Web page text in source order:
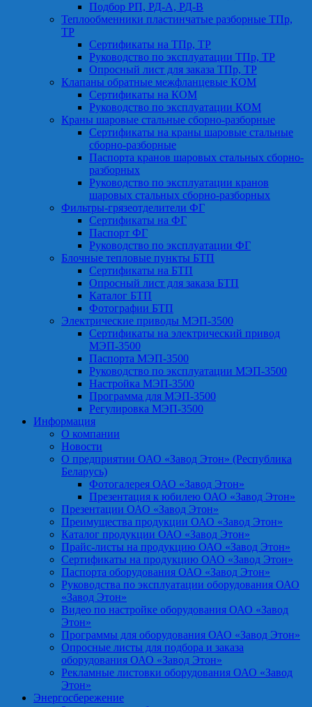
Подбор РП, РД-А, РД-В
Теплообменники пластинчатые разборные ТПр,
ТР
Сертификаты на ТПр, ТР
Руководство по эксплуатации ТПр, ТР
Опросный лист для заказа ТПр, ТР
Клапаны обратные межфланцевые КОМ
Сертификаты на КОМ
Руководство по эксплуатации КОМ
Краны шаровые стальные сборно-разборные
Сертификаты на краны шаровые стальные
сборно-разборные
Паспорта кранов шаровых стальных сборно-
разборных
Руководство по эксплуатации кранов
шаровых стальных сборно-разборных
Фильтры-грязеотделители ФГ
Сертификаты на ФГ
Паспорт ФГ
Руководство по эксплуатации ФГ
Блочные тепловые пункты БТП
Сертификаты на БТП
Опросный лист для заказа БТП
Каталог БТП
Фотографии БТП
Электрические приводы МЭП-3500
Сертификаты на электрический привод
МЭП-3500
Паспорта МЭП-3500
Руководство по эксплуатации МЭП-3500
Настройка МЭП-3500
Программа для МЭП-3500
Регулировка МЭП-3500
Информация
О компании
Новости
О предприятии ОАО «Завод Этон» (Республика
Беларусь)
Фотогалерея ОАО «Завод Этон»
Презентация к юбилею ОАО «Завод Этон»
Презентации ОАО «Завод Этон»
Преимущества продукции ОАО «Завод Этон»
Каталог продукции ОАО «Завод Этон»
Прайс-листы на продукцию ОАО «Завод Этон»
Сертификаты на продукцию ОАО «Завод Этон»
Паспорта оборудования ОАО «Завод Этон»
Руководства по эксплуатации оборудования ОАО
«Завод Этон»
Видео по настройке оборудования ОАО «Завод
Этон»
Программы для оборудования ОАО «Завод Этон»
Опросные листы для подбора и заказа
оборудования ОАО «Завод Этон»
Рекламные листовки оборудования ОАО «Завод
Этон»
Энергосбережение